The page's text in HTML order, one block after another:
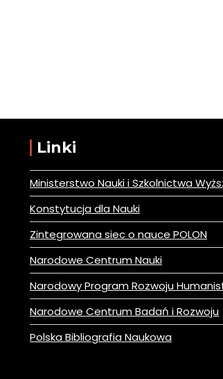
Linki
Ministerstwo Nauki i Szkolnictwa
Konstytucja dla Nauki
Zintegrowana siec o nauce POLON
Narodowe Centrum Nauki
Narodowy Program Rozwoju
Narodowe Centrum Badań i Rozwoju
Polska Bibliografia Naukowa